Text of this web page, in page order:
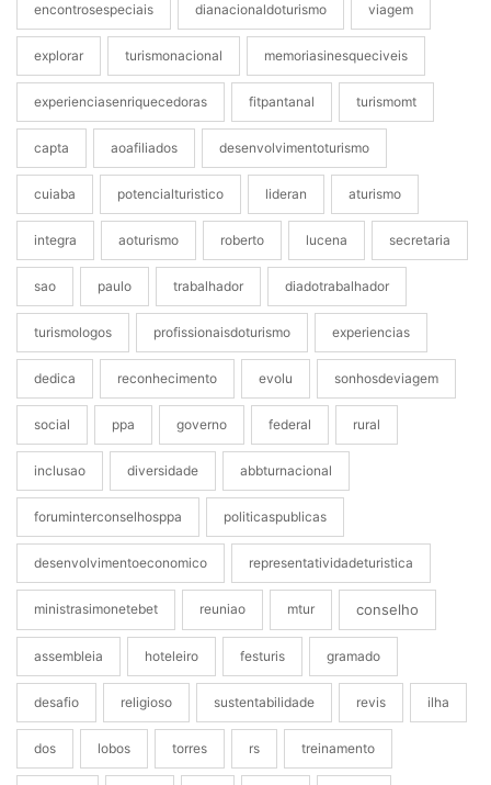
encontrosespeciais dianacionaldoturismo viagem
explorar turismonacional memoriasinesqueciveis
experienciasenriquecedoras fitpantanal turismomt
capta aoafiliados desenvolvimentoturismo
cuiaba potencialturistico lideran aturismo
integra aoturismo roberto lucena secretaria
sao paulo trabalhador diadotrabalhador
turismologos profissionaisdoturismo experiencias
dedica reconhecimento evolu sonhosdeviagem
social ppa governo federal rural
inclusao diversidade abbturnacional
foruminterconselhosppa politicaspublicas
desenvolvimentoeconomico representatividadeturistica
ministrasimonetebet reuniao mtur conselho
assembleia hoteleiro festuris gramado
desafio religioso sustentabilidade revis ilha
dos lobos torres rs treinamento